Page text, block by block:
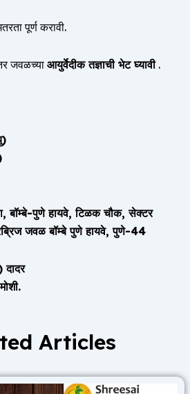
पूर्ण करावी.
जवळच्या आयुर्वेदीक तज्ञाची भेट घ्यावी.
बॉम्बे-पुणे हायवे, टिळक चौक, सेक्टर
जवळ बॉम्बे पुणे हायवे, पुणे-44
Articles